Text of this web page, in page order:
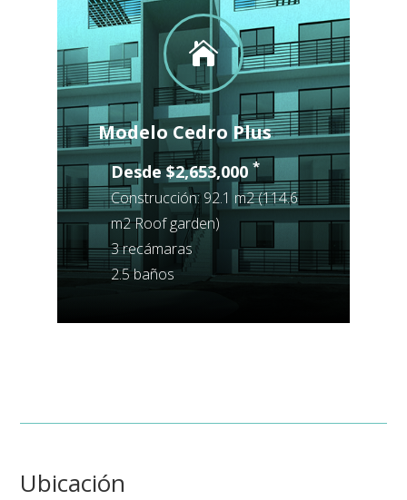

Modelo Cedro Plus
Construcción: 92.1 m2 (114.6
m2 Roof garden)
3 recámaras
2.5 baños
Ubicación